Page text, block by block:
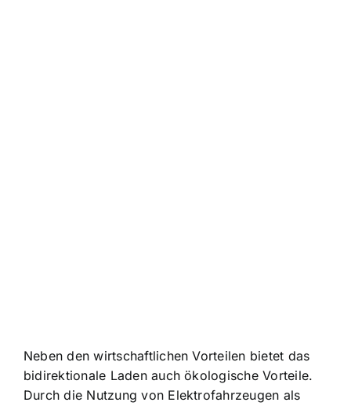
Neben den wirtschaftlichen Vorteilen bietet das
bidirektionale Laden auch ökologische Vorteile.
Durch die Nutzung von Elektrofahrzeugen als